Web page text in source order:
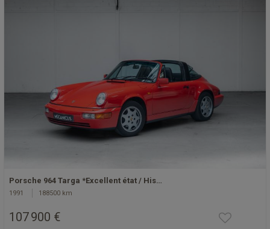
Porsche 964 Targa *Excellent état / His…
1991 188500 km
107 900 €